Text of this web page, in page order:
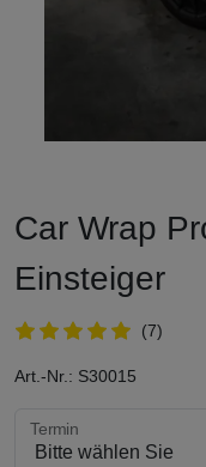
Car Wrap
Einsteiger
(7)
Art.-Nr.: S30015
Termin wählen
Termin